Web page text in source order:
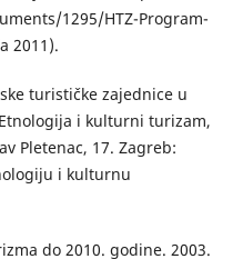
1295/HTZ-Program-
2011).
turističke zajednice u
i kulturni turizam,
Pletenac, 17. Zagreb:
i kulturnu
do 2010. godine. 2003.